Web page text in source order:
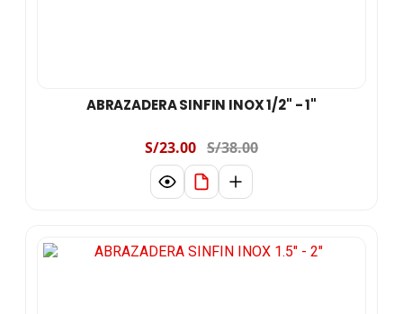
ABRAZADERA SINFIN INOX 1/2" - 1"
S/23.00 S/38.00